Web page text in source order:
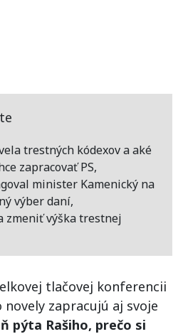
trestných kódexov a aké
zapracovať PS,
minister Kamenický na
výber daní,
zmeniť výška trestnej
tlačovej konferencii
novely zapracujú aj svoje
pýta Rašiho, prečo si